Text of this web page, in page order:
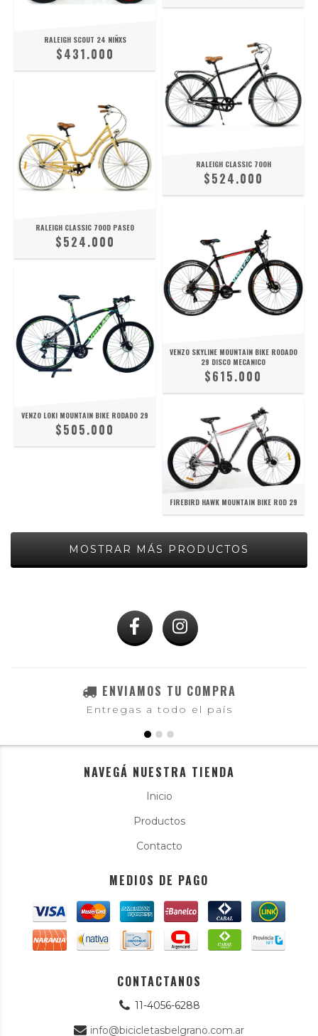
RALEIGH SCOUT 24 NIÑXS
$431.000
RALEIGH CLASSIC 700H
$524.000
RALEIGH CLASSIC 700D PASEO
$524.000
VENZO SKYLINE MOUNTAIN BIKE RODADO
29 DISCO MECANICO
$615.000
VENZO LOKI MOUNTAIN BIKE RODADO 29
$505.000
FIREBIRD HAWK MOUNTAIN BIKE ROD 29
MOSTRAR MÁS PRODUCTOS
ENVIAMOS TU COMPRA
Entregas a todo el país
NAVEGÁ NUESTRA TIENDA
Inicio
Productos
Contacto
MEDIOS DE PAGO
CONTACTANOS
11-4056-6288
info@bicicletasbelgrano.com.ar